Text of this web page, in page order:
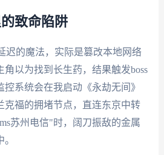
致命陷阱
迟的魔法，实际是篡改本地网络
以为找到长生药，结果触发boss
系统会在我启动《永劫无间》
克福的拥堵节点，直连东京中转
苏州电信"时，阔刀振敌的金属